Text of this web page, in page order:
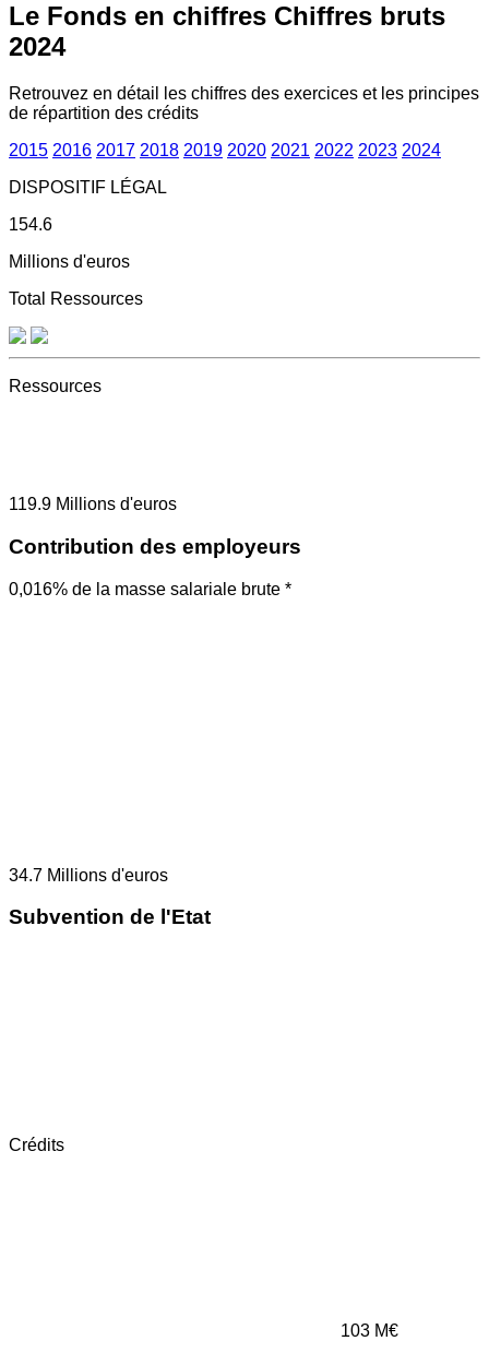
Le Fonds en chiffres Chiffres bruts
2024
Retrouvez en détail les chiffres des exercices et les principes
de répartition des crédits
2015 2016 2017 2018 2019 2020 2021 2022 2023 2024
DISPOSITIF LÉGAL
154.6
Millions d'euros
Total Ressources
Ressources
119.9 Millions d'euros
Contribution des employeurs
0,016% de la masse salariale brute *
34.7 Millions d'euros
Subvention de l'Etat
Crédits
103 M€